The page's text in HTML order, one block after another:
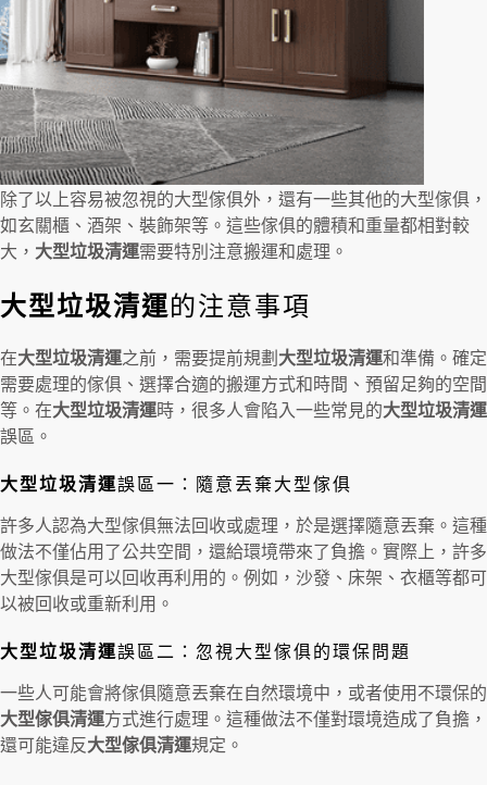
除了以上容易被忽視的大型傢俱外，還有一些其他的大型傢俱，
如玄關櫃、酒架、裝飾架等。這些傢俱的體積和重量都相對較
大， 大型垃圾清運需要特別注意搬運和處理。
大型垃圾清運的注意事項
在大型垃圾清運之前，需要提前規劃 大型垃圾清運和準備。確定
需要處理的傢俱、選擇合適的搬運方式和時間、預留足夠的空間
等。在大型垃圾清運時，很多人會陷入一些常見的大型垃圾清運
誤區。
大型垃圾清運誤區一：隨意丟棄大型傢俱
許多人認為大型傢俱無法回收或處理，於是選擇隨意丟棄。這種
做法不僅佔用了公共空間，還給環境帶來了負擔。實際上，許多
大型傢俱是可以回收再利用的。例如，沙發、床架、衣櫃等都可
以被回收或重新利用。
大型垃圾清運誤區二：忽視大型傢俱的環保問題
一些人可能會將傢俱隨意丟棄在自然環境中，或者使用不環保的
大型傢俱清運方式進行處理。這種做法不僅對環境造成了負擔，
還可能違反大型傢俱清運規定。